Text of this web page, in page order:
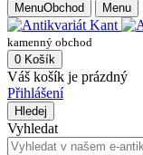
MenuObchod Menu
kamenný obchod
0 Košík
Váš košík je prázdný
Přihlášení
Hledej
Vyhledat